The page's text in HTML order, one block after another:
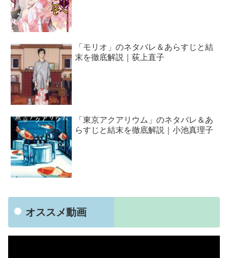
「モリオ」のネタバレ＆あらすじと結
末を徹底解説｜荻上直子
「東京アクアリウム」のネタバレ＆あ
らすじと結末を徹底解説｜小池真理子
オススメ動画